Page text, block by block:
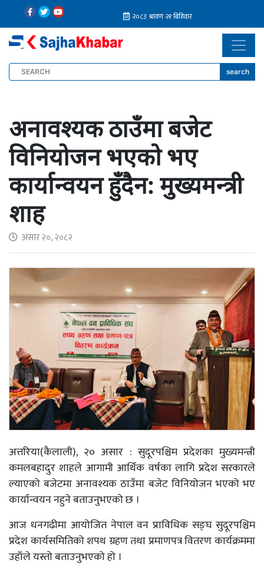
search
अनावश्यक ठाउँमा बजेट
विनियोजन भएको भए
कार्यान्वयन हुँदैन: मुख्यमन्त्री
शाह
असार २०, २०८२
अत्तरिया(कैलाली), २० असार : सुदूरपश्चिम प्रदेशका मुख्यमन्त्री
कमलबहादुर शाहले आगामी आर्थिक वर्षका लागि प्रदेश सरकारले
ल्याएको बजेटमा अनावश्यक ठाउँमा बजेट विनियोजन भएको भए
कार्यान्वयन नहुने बताउनुभएको छ ।
आज धनगढीमा आयोजित नेपाल वन प्राविधिक सङ्घ सुदूरपश्चिम
प्रदेश कार्यसमितिको शपथ ग्रहण तथा प्रमाणपत्र वितरण कार्यक्रममा
उहाँले यस्तो बताउनुभएको हो ।